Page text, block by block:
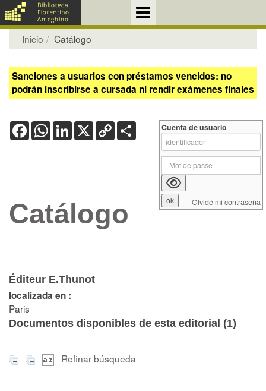
Inicio Catálogo
Sanciones a usuarios con préstamos vencidos: no
podrán inscribirse a cursada ni rendir exámenes finales
FacebookWhatsApp
LinkedIn
X Copy
Link
Catálogo
Éditeur E.Thunot
localizada en :
Paris
Documentos disponibles de esta editorial (1)
Refinar búsqueda
Cuenta de usuario
Olvidé mi contraseña